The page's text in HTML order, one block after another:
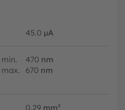
45.0 µA
min. 470 nm
max. 670 nm
0.29 mm²